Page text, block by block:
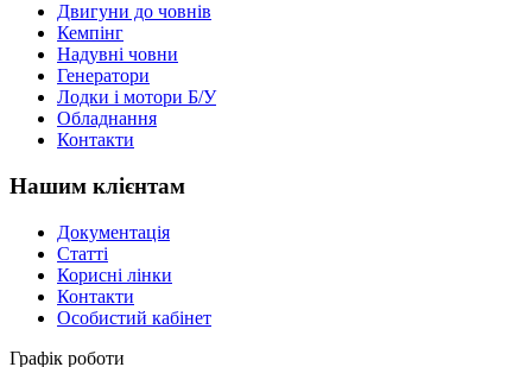
Двигуни до човнів
Кемпінг
Надувні човни
Генератори
Лодки і мотори Б/У
Обладнання
Контакти
Нашим клієнтам
Документація
Статті
Корисні лінки
Контакти
Особистий кабінет
Графік роботи